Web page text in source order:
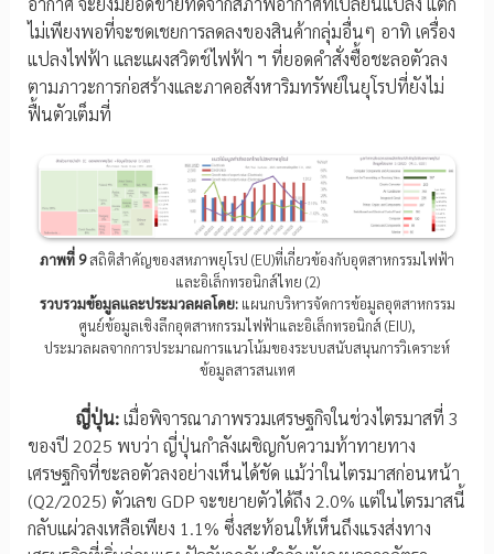
ไม่เพียงพอที่จะชดเชยการลดลงของสินค้ากลุ่มอื่นๆ อาทิ เครื่อง
แปลงไฟฟ้า และแผงสวิตช์ไฟฟ้า ฯ ที่ยอดคำสั่งซื้อชะลอตัวลง
ตามภาวะการก่อสร้างและภาคอสังหาริมทรัพย์ในยุโรปที่ยังไม่
ฟื้นตัวเต็มที่
ภาพที่ 9สถิติสำคัญของสหภาพยุโรป (EU)ที่เกี่ยวข้องกับอุตสาหกรรมไฟฟ้า
และอิเล็กทรอนิกส์ไทย (2)
รวบรวมข้อมูลและประมวลผลโดย:แผนกบริหารจัดการข้อมูลอุตสาหกรรม
ศูนย์ข้อมูลเชิงลึกอุตสาหกรรมไฟฟ้าและอิเล็กทรอนิกส์ (EIU),
ประมวลผลจากการประมาณการแนวโน้มของระบบสนับสนุนการวิเคราะห์
ข้อมูลสารสนเทศ
ญี่ปุ่น:เมื่อพิจารณาภาพรวมเศรษฐกิจในช่วงไตรมาสที่ 3
ของปี 2025 พบว่า ญี่ปุ่นกำลังเผชิญกับความท้าทายทาง
เศรษฐกิจที่ชะลอตัวลงอย่างเห็นได้ชัด แม้ว่าในไตรมาสก่อนหน้า
(Q2/2025) ตัวเลข GDP จะขยายตัวได้ถึง 2.0% แต่ในไตรมาสนี้
กลับแผ่วลงเหลือเพียง 1.1% ซึ่งสะท้อนให้เห็นถึงแรงส่งทาง